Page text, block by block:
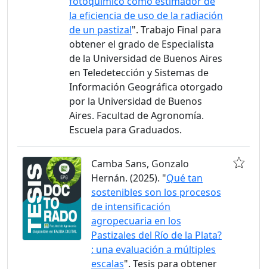
la eficiencia de uso de la radiación
de un pastizal". Trabajo Final para
obtener el grado de Especialista
de la Universidad de Buenos Aires
en Teledetección y Sistemas de
Información Geográfica otorgado
por la Universidad de Buenos
Aires. Facultad de Agronomía.
Escuela para Graduados.
Camba Sans, Gonzalo
Hernán. (2025). "Qué tan
sostenibles son los procesos
de intensificación
agropecuaria en los
Pastizales del Río de la Plata?
: una evaluación a múltiples
escalas". Tesis para obtener